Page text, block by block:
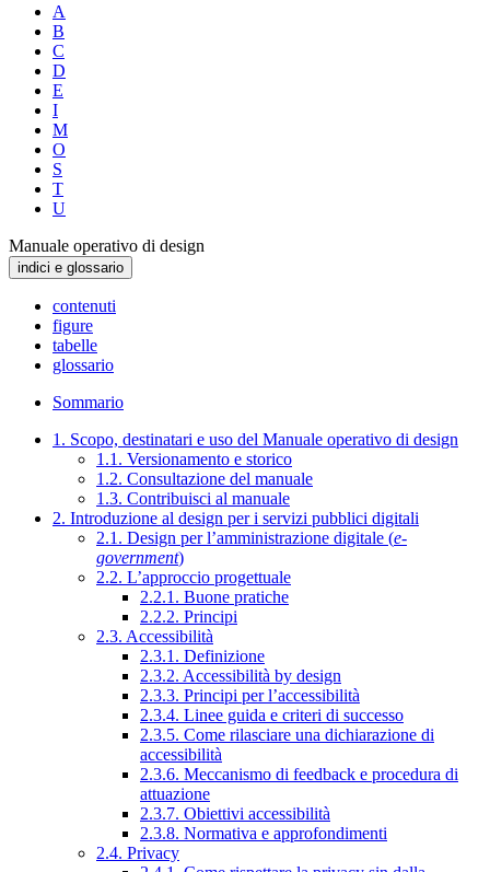
A
B
C
D
E
I
M
O
S
T
U
Manuale operativo di design
indici e glossario
contenuti
figure
tabelle
glossario
Sommario
1. Scopo, destinatari e uso del Manuale operativo di design
1.1. Versionamento e storico
1.2. Consultazione del manuale
1.3. Contribuisci al manuale
2. Introduzione al design per i servizi pubblici digitali
2.1. Design per l’amministrazione digitale (e-
government)
2.2. L’approccio progettuale
2.2.1. Buone pratiche
2.2.2. Principi
2.3. Accessibilità
2.3.1. Definizione
2.3.2. Accessibilità by design
2.3.3. Principi per l’accessibilità
2.3.4. Linee guida e criteri di successo
2.3.5. Come rilasciare una dichiarazione di
accessibilità
2.3.6. Meccanismo di feedback e procedura di
attuazione
2.3.7. Obiettivi accessibilità
2.3.8. Normativa e approfondimenti
2.4. Privacy